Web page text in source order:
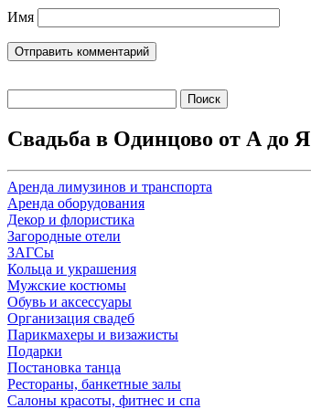
Имя
Свадьба в Одинцово от А до Я
Аренда лимузинов и транспорта
Аренда оборудования
Декор и флористика
Загородные отели
ЗАГСы
Кольца и украшения
Мужские костюмы
Обувь и аксессуары
Организация свадеб
Парикмахеры и визажисты
Подарки
Постановка танца
Рестораны, банкетные залы
Салоны красоты, фитнес и спа